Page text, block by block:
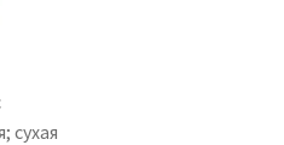
сухая